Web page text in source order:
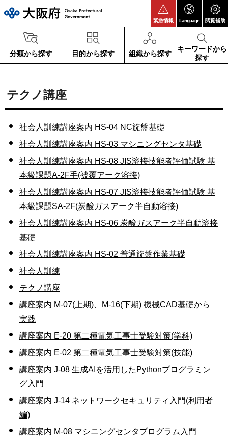
緊急情報 Language 閲覧補助
分類から探す 目的から探す 組織から探す
キーワードから
探す
テクノ講座
社会人訓練講座案内 HS-04 NC旋盤基礎
社会人訓練講座案内 HS-03 マシニングセンタ基礎
社会人訓練講座案内 HS-08 JIS溶接技能者評価試験 基
本級課題A-2F手(被覆アーク溶接)
社会人訓練講座案内 HS-07 JIS溶接技能者評価試験 基
本級課題SA-2F(炭酸ガスアーク半自動溶接)
社会人訓練講座案内 HS-06 炭酸ガスアーク半自動溶接
基礎
社会人訓練講座案内 HS-02 普通旋盤作業基礎
社会人訓練
テクノ講座
講座案内 M-07(上期)、M-16(下期) 機械CAD基礎から
実践
講座案内 E-20 第二種電気工事士受験対策(学科)
講座案内 E-02 第二種電気工事士受験対策(技能)
講座案内 J-08 生成AIを活用したPythonプログラミン
グ入門
講座案内 J-14 ネットワークセキュリティ入門(利用者
編)
講座案内 M-08 マシニングセンタプログラム入門